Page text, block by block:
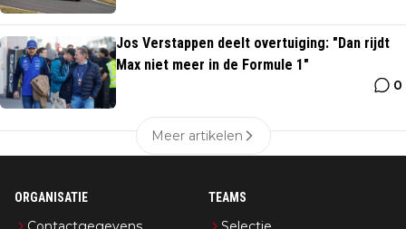
Jos Verstappen deelt overtuiging: "Dan rijdt
Max niet meer in de Formule 1"
0
Meer artikelen
ORGANISATIE TEAMS